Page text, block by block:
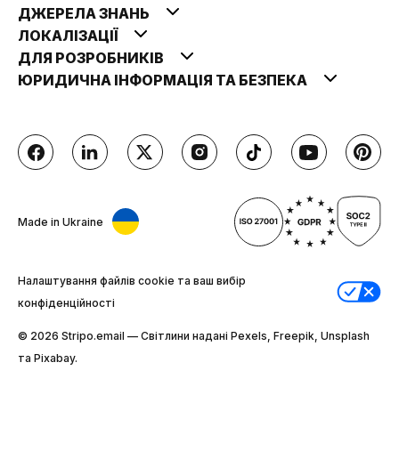
ДЖЕРЕЛА ЗНАНЬ
ЛОКАЛІЗАЦІЇ
ДЛЯ РОЗРОБНИКІВ
ЮРИДИЧНА ІНФОРМАЦІЯ ТА БЕЗПЕКА
Made in Ukraine
Налаштування файлів cookie та ваш вибір
конфіденційності
© 2026 Stripо.email — Світлини надані Pexels, Freepik, Unsplash
та Pixabay.